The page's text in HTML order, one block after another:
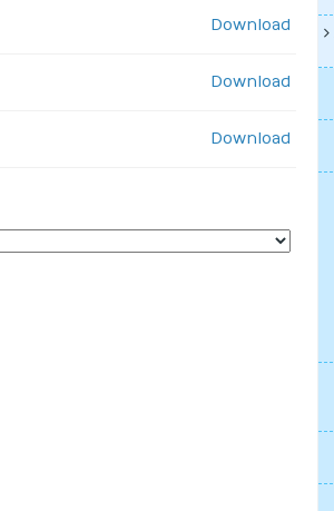
Download
Download
Download